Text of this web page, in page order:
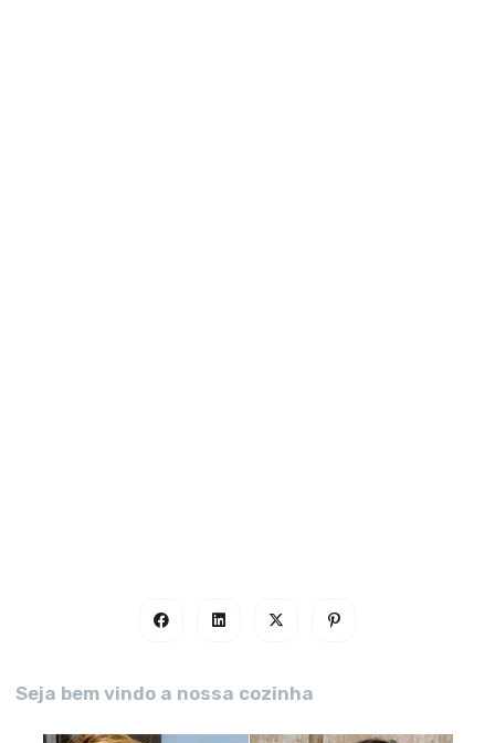
Seja bem vindo a nossa cozinha